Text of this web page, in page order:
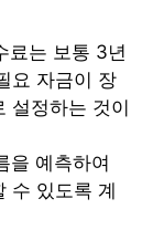
료는 보통 3년
요 자금이 장
설정하는 것이
을 예측하여
수 있도록 계